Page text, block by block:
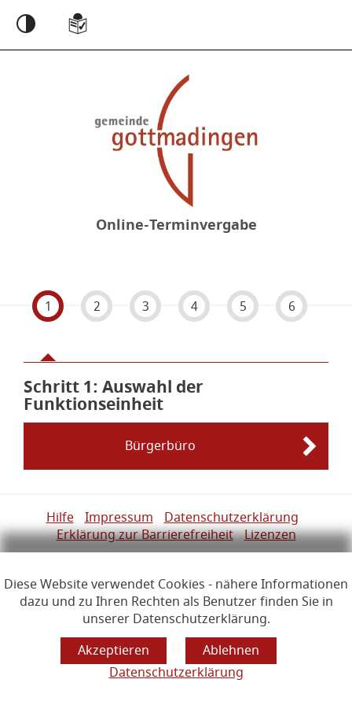
Diese Website verwendet Cookies - nähere Informationen
dazu und zu Ihren Rechten als Benutzer finden Sie in
unserer Datenschutzerklärung.
Datenschutzerklärung
Online-Terminvergabe
1 2 3 4 5 6
Schritt 1von 6
: Auswahl der
Funktionseinheit
Bürgerbüro
Links zur Hilfe, Impressum, Datenschutzerklärung,
Hilfe Impressum Datenschutzerklärung
Erklärung zur Barrierefreiheit Lizenzen
Ihre Sitzung läuft aus in 24Minuten
Hauptregion der Seite